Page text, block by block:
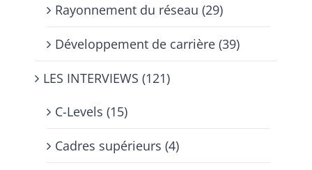
Rayonnement du réseau (29)
Développement de carrière (39)
LES INTERVIEWS (121)
C-Levels (15)
Cadres supérieurs (4)